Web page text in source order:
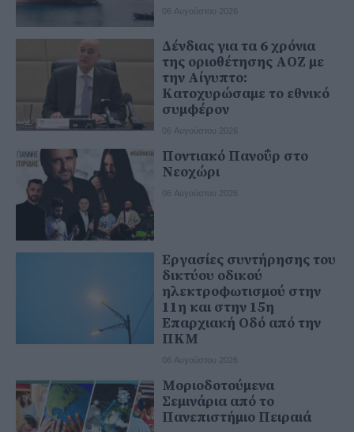
06 Αυγούστου 2026
Δένδιας για τα 6 χρόνια
της οριοθέτησης ΑΟΖ με
την Αίγυπτο:
Κατοχυρώσαμε το εθνικό
συμφέρον
06 Αυγούστου 2026
Ποντιακό Πανοΰρ στο
Νεοχώρι
06 Αυγούστου 2026
Εργασίες συντήρησης του
δικτύου οδικού
ηλεκτροφωτισμού στην
11η και στην 15η
Επαρχιακή Οδό από την
ΠΚΜ
06 Αυγούστου 2026
Μοριοδοτούμενα
Σεμινάρια από το
Πανεπιστήμιο Πειραιά